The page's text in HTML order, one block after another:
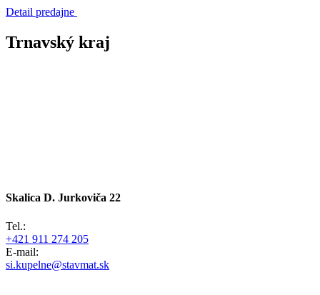
Detail predajne
Trnavský kraj
Skalica D. Jurkoviča 22
Tel.:
+421 911 274 205
E-mail:
si.kupelne@stavmat.sk